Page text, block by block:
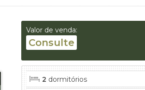
Valor de venda:
Consulte
2 dormitórios